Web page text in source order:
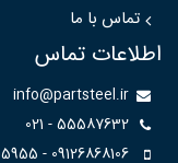
تماس با ما
اطلاعات تماس
info@partsteel.ir
55587632 - 021
09126868106 - 09120705955